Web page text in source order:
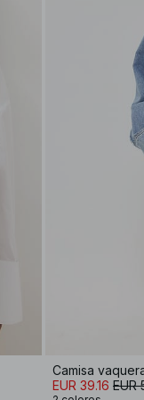
Camisa
EUR 39.16 EUR